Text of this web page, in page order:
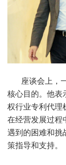
座谈会上，
核心目的。他表
权行业专利代理
在经营发展过程
遇到的困难和挑
策指导和支持。